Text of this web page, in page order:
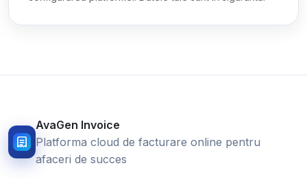
AvaGen Invoice
Platforma cloud de facturare online pentru
afaceri de succes